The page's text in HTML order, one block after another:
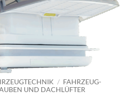
/ FAHRZEUG-
UND DACHLÜFTER